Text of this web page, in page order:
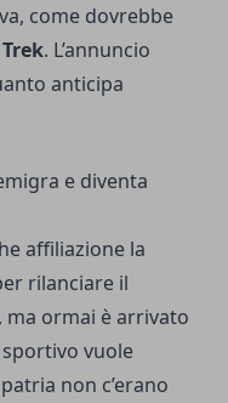
come dovrebbe
Trek. L’annuncio
anticipa
e diventa
affiliazione la
rilanciare il
ormai è arrivato
vuole
non c’erano